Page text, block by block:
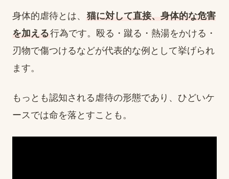
身体的虐待とは、 猫に対して直接、身体的な危害
を加える行為です。殴る・蹴る・熱湯をかける・
刃物で傷つけるなどが代表的な例として挙げられ
ます。
もっとも認知される虐待の形態であり、ひどいケ
ースでは命を落とすことも。